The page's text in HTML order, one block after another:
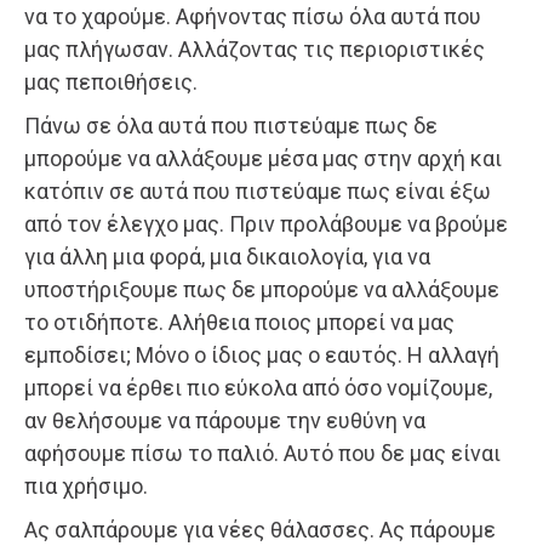
να το χαρούμε. Αφήνοντας πίσω όλα αυτά που
μας πλήγωσαν. Αλλάζοντας τις περιοριστικές
μας πεποιθήσεις.
Πάνω σε όλα αυτά που πιστεύαμε πως δε
μπορούμε να αλλάξουμε μέσα μας στην αρχή και
κατόπιν σε αυτά που πιστεύαμε πως είναι έξω
από τον έλεγχο μας. Πριν προλάβουμε να βρούμε
για άλλη μια φορά, μια δικαιολογία, για να
υποστήριξουμε πως δε μπορούμε να αλλάξουμε
το οτιδήποτε. Αλήθεια ποιος μπορεί να μας
εμποδίσει; Μόνο ο ίδιος μας ο εαυτός. Η αλλαγή
μπορεί να έρθει πιο εύκολα από όσο νομίζουμε,
αν θελήσουμε να πάρουμε την ευθύνη να
αφήσουμε πίσω το παλιό. Αυτό που δε μας είναι
πια χρήσιμο.
Ας σαλπάρουμε για νέες θάλασσες. Ας πάρουμε